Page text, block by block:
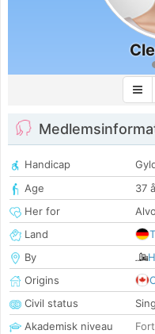
Handicap
Age
37
Her for
Land
By
Origins
Civil status
Akademisk niveau